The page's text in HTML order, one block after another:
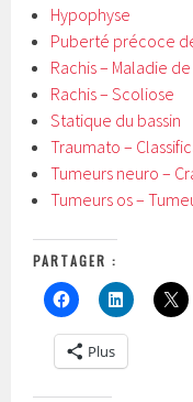
Hypophyse
Puberté précoce
Rachis – Maladie
Rachis – Scoliose
Statique du bassin
Traumato –
Tumeurs neuro –
Tumeurs os –
PARTAGER :
Plus